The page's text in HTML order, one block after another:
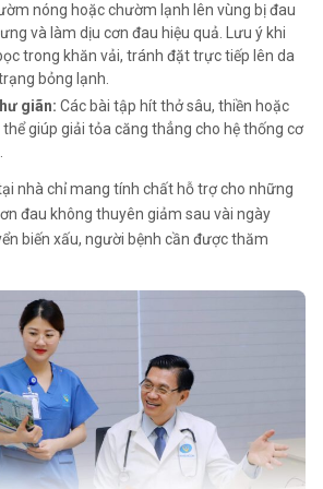
nóng hoặc chườm lạnh lên vùng bị đau
và làm dịu cơn đau hiệu quả. Lưu ý khi
trong khăn vải, tránh đặt trực tiếp lên da
bỏng lạnh.
giãn: Các bài tập hít thở sâu, thiền hoặc
giúp giải tỏa căng thẳng cho hệ thống cơ
nhà chỉ mang tính chất hỗ trợ cho những
đau không thuyên giảm sau vài ngày
biến xấu, người bệnh cần được thăm